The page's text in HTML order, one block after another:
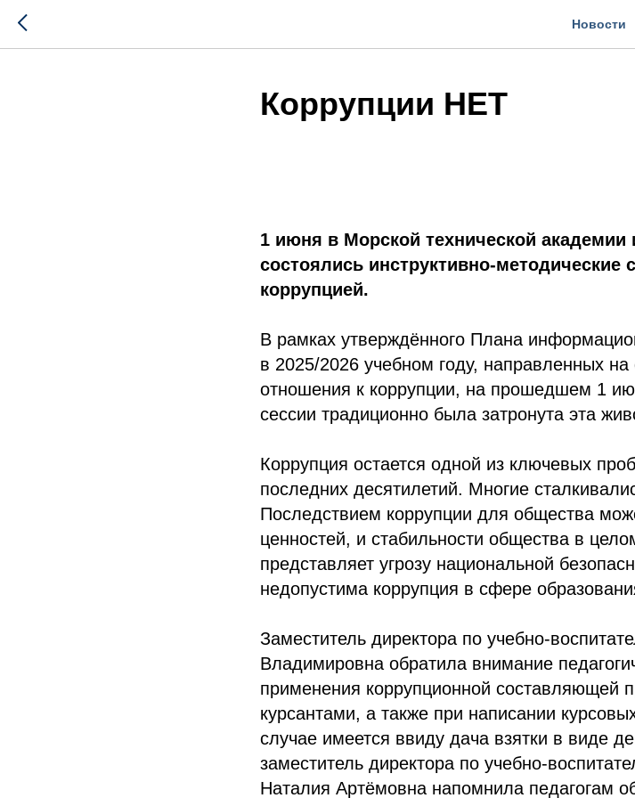
Новости
Коррупции НЕТ
1 июня в Морской технической
состоялись инструктивно-
коррупцией.
В рамках утверждённого Плана
в 2025/2026 учебном году, направленных
отношения к коррупции, на прошедшем 1
сессии традиционно была затронута эта
Коррупция остается одной из ключевых
последних десятилетий. Многие
Последствием коррупции для общества
ценностей, и стабильности общества в
представляет угрозу национальной
недопустима коррупция в сфере
Заместитель директора по учебно-
Владимировна обратила внимание
применения коррупционной составляющей
курсантами, а также при написании
случае имеется ввиду дача взятки в виде
заместитель директора по учебно-
Наталия Артёмовна напомнила педагогам